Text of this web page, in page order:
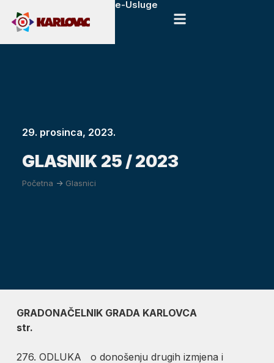
e-Usluge
29. prosinca, 2023.
GLASNIK 25 / 2023
Početna -> Glasnici
GRADONAČELNIK GRADA KARLOVCA
str.
276. ODLUKA o donošenju drugih izmjena i